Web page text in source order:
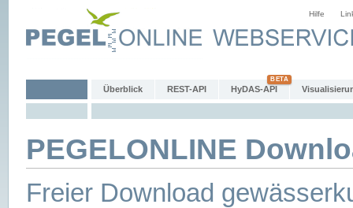
Hilfe
Überblick REST-API HyDAS-API
PEGELONLINE
Freier Download